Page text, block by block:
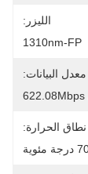
الليزر:
1310nm-FP
معدل البيانات:
نطاق الحرارة: